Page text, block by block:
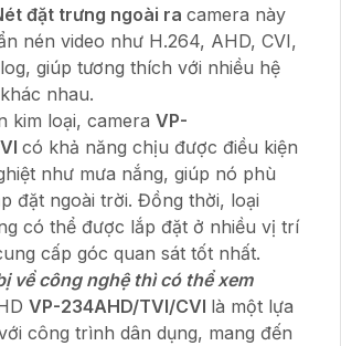
đặt trưng ngoài ra camera này
nén video như H.264, AHD, CVI,
giúp tương thích với nhiều hệ
nhau.
kim loại, camera VP-
có khả năng chịu được điều kiện
như mưa nắng, giúp nó phù
đặt ngoài trời. Đồng thời, loại
có thể được lắp đặt ở nhiều vị trí
cấp góc quan sát tốt nhất.
về công nghệ thì có thể xem
VP-234AHD/TVI/CVI là một lựa
công trình dân dụng, mang đến